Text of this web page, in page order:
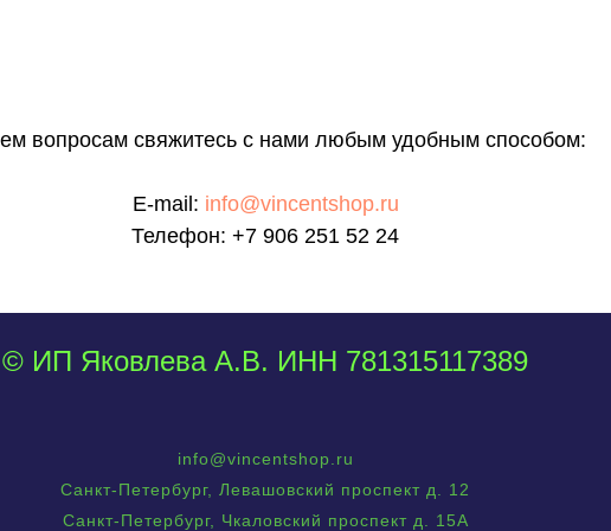
вопросам свяжитесь с нами любым удобным способом:
E-mail: info@vincentshop.ru
Телефон: +7 906 251 52 24
© ИП Яковлева А.В. ИНН 781315117389
info@vincentshop.ru
Санкт-Петербург, Левашовский проспект д. 12
Санкт-Петербург, Чкаловский проспект д. 15А